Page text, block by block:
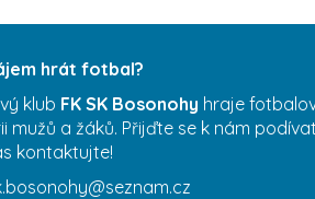
hrát fotbal?
klub FK SK Bosonohy hraje
mužů a žáků. Přijďte se k nám
kontaktujte!